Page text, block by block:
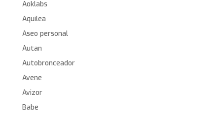
Aoklabs
Aquilea
Aseo personal
Autan
Autobronceador
Avene
Avizor
Babe